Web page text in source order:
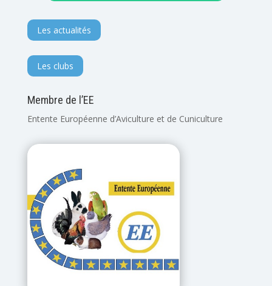
Les actualités
Les clubs
Membre de l’EE
Entente Européenne d’Aviculture et de Cuniculture